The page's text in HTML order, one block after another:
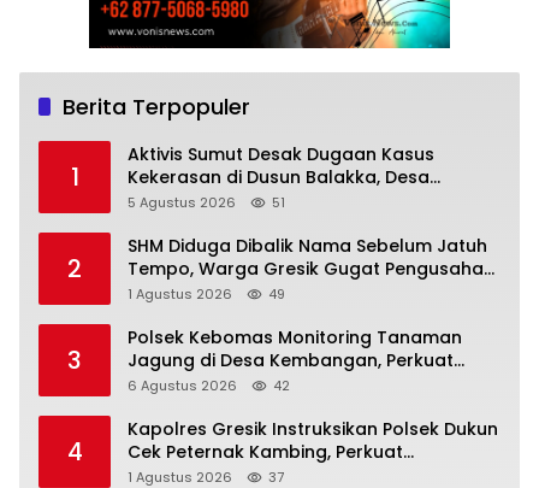
Berita Terpopuler
1
Aktivis Sumut Desak Dugaan Kasus
Kekerasan di Dusun Balakka, Desa
Gunung Malintang Diusut Tuntas
5 Agustus 2026 51
2
SHM Diduga Dibalik Nama Sebelum Jatuh
Tempo, Warga Gresik Gugat Pengusaha
Rokok dan Somasi Kepala Desa
1 Agustus 2026 49
3
Polsek Kebomas Monitoring Tanaman
Jagung di Desa Kembangan, Perkuat
Dukungan Ketahanan Pangan Nasional
6 Agustus 2026 42
4
Kapolres Gresik Instruksikan Polsek Dukun
Cek Peternak Kambing, Perkuat
Ketahanan Pangan Nasional
1 Agustus 2026 37